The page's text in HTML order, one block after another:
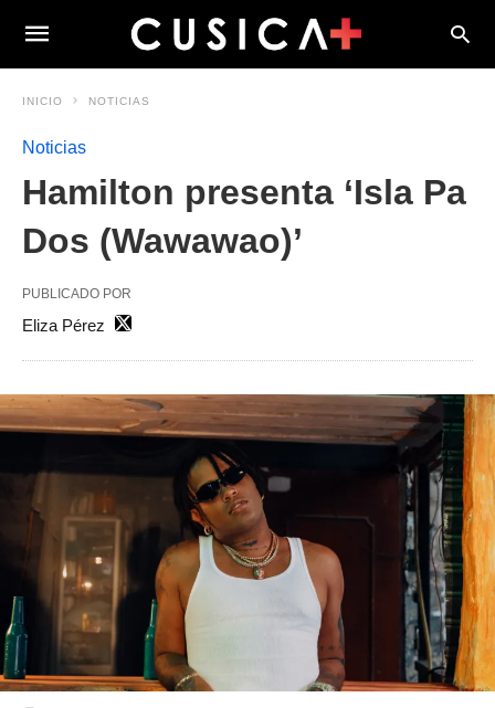
INICIO NOTICIAS
Noticias
Hamilton presenta ‘Isla Pa
Dos (Wawawao)’
PUBLICADO POR
Eliza Pérez